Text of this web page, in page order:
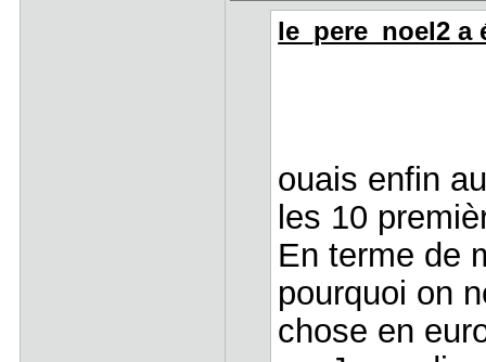
le_pere_noel2 a
ouais enfin
les 10
En terme de
pourquoi on
chose en